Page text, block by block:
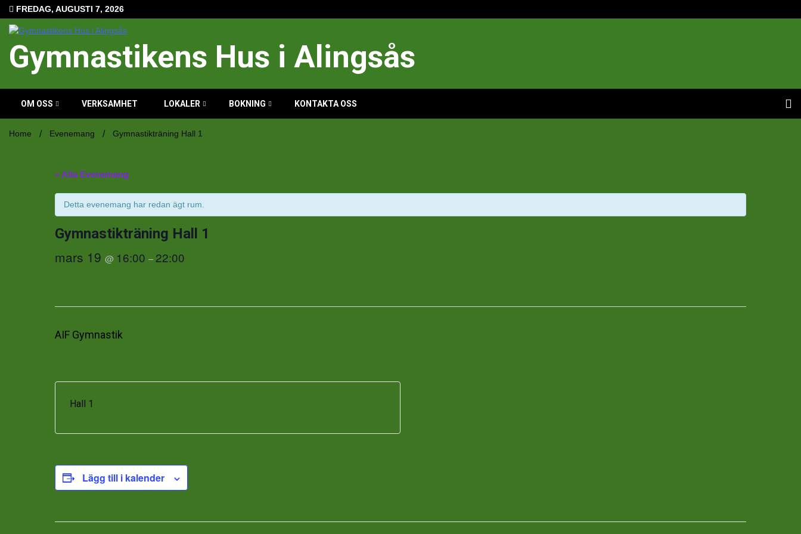
Hoppa
till
innehåll
FREDAG, AUGUSTI 7, 2026
Gymnastikens Hus i Alingsås
OM OSS VERKSAMHET LOKALER BOKNING KONTAKTA OSS
Home Evenemang Gymnastikträning Hall 1
« Alla Evenemang
Detta evenemang har redan ägt rum.
Gymnastikträning Hall 1
mars 19 @ 16:00 –22:00
AIF Gymnastik
Hall 1
Lägg till i kalender